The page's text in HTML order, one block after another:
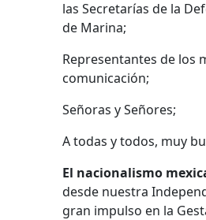
las Secretarías de la
de Marina;
Representantes de los
comunicación;
Señoras y Señores;
A todas y todos, muy
El nacionalismo
desde nuestra
gran impulso en la